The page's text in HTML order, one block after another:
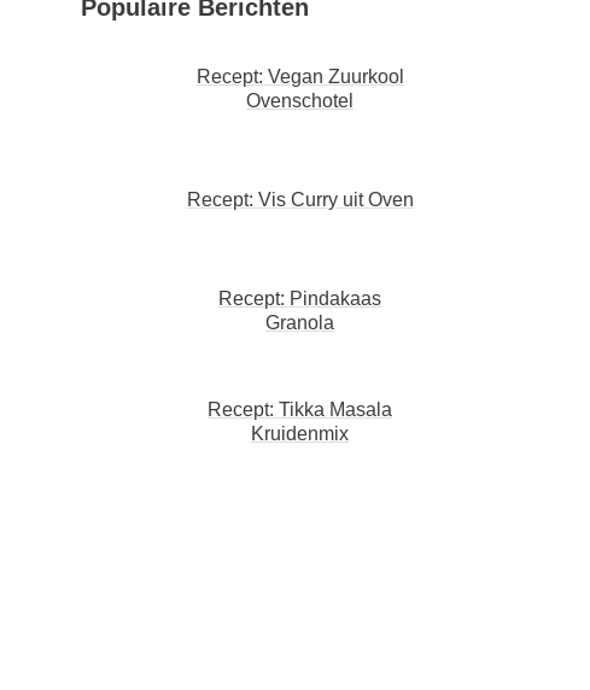
Populaire Berichten
Recept: Vegan Zuurkool
Ovenschotel
Recept: Vis Curry uit Oven
Recept: Pindakaas
Granola
Recept: Tikka Masala
Kruidenmix